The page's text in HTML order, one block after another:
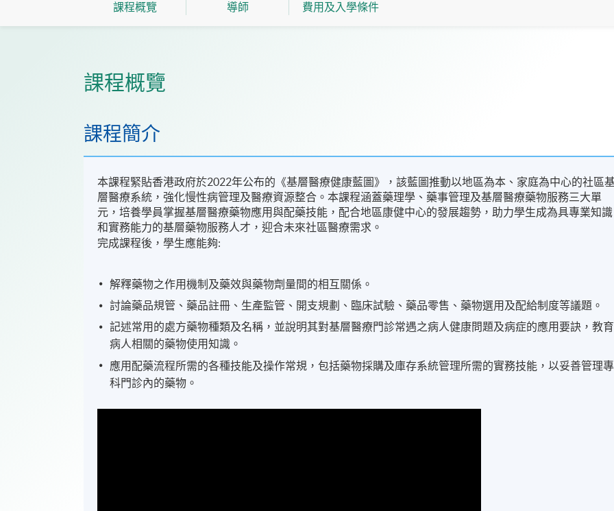
課程概覽 導師 費用及入學條件
課程概覽
課程簡介
本課程緊貼香港政府於2022年公布的《基層醫療健康藍圖》，該藍圖推動以地區為本、家庭為中心的社區
層醫療系統，強化慢性病管理及醫療資源整合。本課程涵蓋藥理學、藥事管理及基層醫療藥物服務三大單
元，培養學員掌握基層醫療藥物應用與配藥技能，配合地區康健中心的發展趨勢，助力學生成為具專業知識
和實務能力的基層藥物服務人才，迎合未來社區醫療需求。
完成課程後，學生應能夠:
解釋藥物之作用機制及藥效與藥物劑量間的相互關係。
討論藥品規管、藥品註冊、生產監管、開支規劃、臨床試驗、藥品零售、藥物選用及配給制度等議題。
記述常用的處方藥物種類及名稱，並說明其對基層醫療門診常遇之病人健康問題及病症的應用要訣，教育
病人相關的藥物使用知識。
應用配藥流程所需的各種技能及操作常規，包括藥物採購及庫存系統管理所需的實務技能，以妥善管理專
科門診內的藥物。